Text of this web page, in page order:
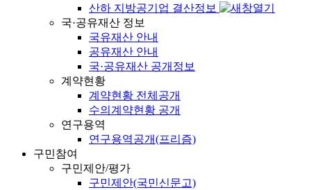
산하 지방공기업 결산정보
국·공유재산 정보
국유재산 안내
공유재산 안내
국·공유재산 공개정보
계약현황
계약현황 전체공개
수의계약현황 공개
연구용역
연구용역공개(프리즘)
구민참여
구민제안/평가
구민제안(국민신문고)